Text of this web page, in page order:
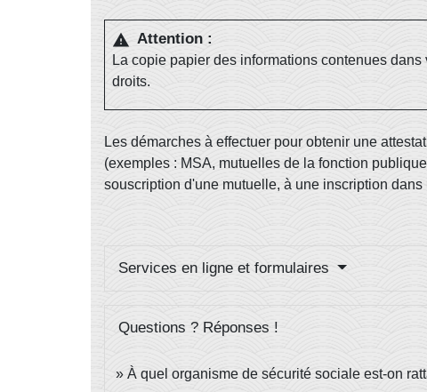
warning Attention :
La copie papier des informations contenues dans
droits.
Les démarches à effectuer pour obtenir une
(exemples : MSA, mutuelles de la fonction
souscription d'une mutuelle, à une inscription
Services en ligne et formulaires
Questions ? Réponses !
À quel organisme de sécurité sociale est-on